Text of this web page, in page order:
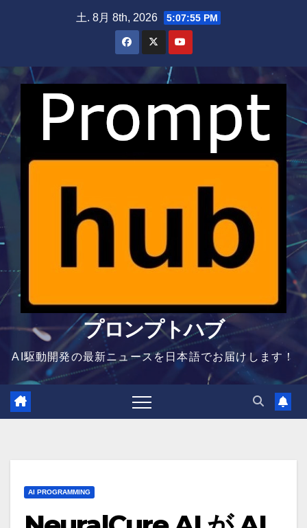
土. 8月 8th, 2026 5:07:56 PM
プロンプトハブ
AI駆動開発の最新ニュースを日本語でお届けします！
AI PROGRAMMING